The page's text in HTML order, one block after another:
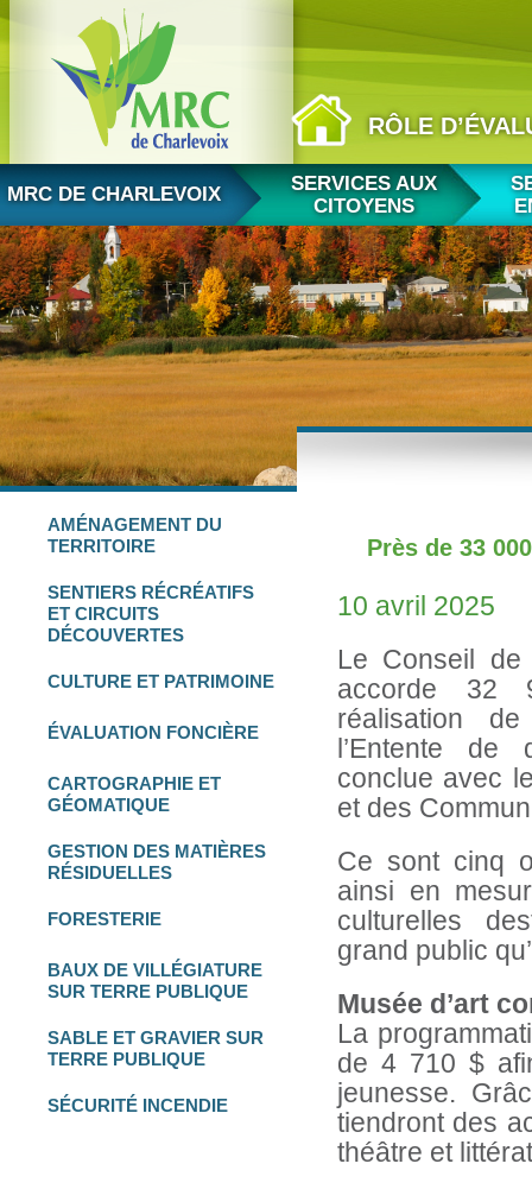
RÔLE
Aller au contenu
MRC DE CHARLEVOIX
SERVICES AUX
CITOYENS
Près de 33
10 avril 2025
Le Conseil
accorde 32
réalisation
l’Entente de
conclue avec
et des
Ce sont cinq
ainsi en
culturelles
grand public
Musée d’art
La
de 4 710 $
jeunesse.
tiendront des
théâtre et
AMÉNAGEMENT DU
TERRITOIRE
SENTIERS RÉCRÉATIFS
ET CIRCUITS
DÉCOUVERTES
CULTURE ET PATRIMOINE
ÉVALUATION FONCIÈRE
CARTOGRAPHIE ET
GÉOMATIQUE
GESTION DES MATIÈRES
RÉSIDUELLES
FORESTERIE
BAUX DE VILLÉGIATURE
SUR TERRE PUBLIQUE
SABLE ET GRAVIER SUR
TERRE PUBLIQUE
SÉCURITÉ INCENDIE